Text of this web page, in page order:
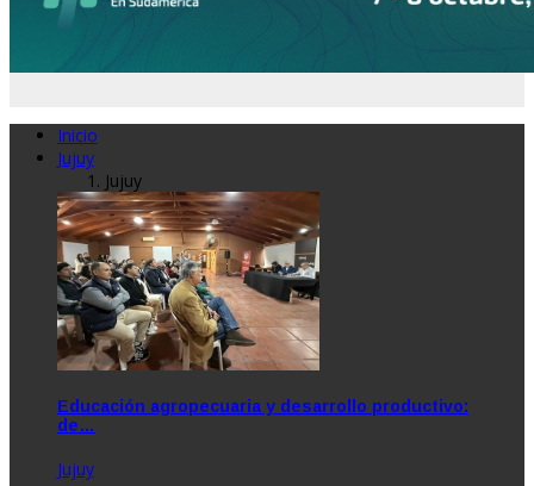
Inicio
Jujuy
Jujuy
Educación agropecuaria y desarrollo productivo:
de…
Jujuy